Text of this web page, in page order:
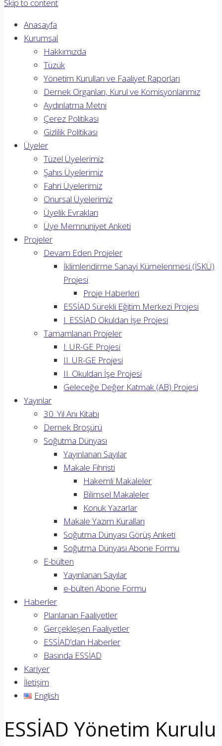
Skip to content
Anasayfa
Kurumsal
Hakkımızda
Tüzük
Yönetim Kurulları ve Faaliyet Raporları
Dernek Organları, Kurul ve Komisyonlarımız
Aydınlatma Metni
Çerez Politikası
Gizlilik Politikası
Üyeler
Tüzel Üyelerimiz
Şahıs Üyelerimiz
Fahri Üyelerimiz
Onursal Üyelerimiz
Üyelik Evrakları
Üye Memnuniyet Anketi
Projeler
Devam Eden Projeler
İklimlendirme Sanayi Kümelenmesi (İSKÜ)
Projesi
Proje Haberleri
ESSİAD Sürekli Eğitim Merkezi Projesi
I. ESSİAD Okuldan İşe Projesi
Tamamlanan Projeler
I. UR-GE Projesi
II. UR-GE Projesi
II. Okuldan İşe Projesi
Geleceğe Değer Katmak (AB) Projesi
Yayınlar
30. Yıl Anı Kitabı
Dernek Broşürü
Soğutma Dünyası
Yayınlanan Sayılar
Makale Fihristi
Hakemli Makaleler
Bilimsel Makaleler
Konuk Yazarlar
Makale Yazım Kuralları
Soğutma Dünyası Görüş Anketi
Soğutma Dünyası Abone Formu
E-bülten
Yayınlanan Sayılar
e-bülten Abone Formu
Haberler
Planlanan Faaliyetler
Gerçekleşen Faaliyetler
ESSİAD’dan Haberler
Basında ESSİAD
Kariyer
İletişim
English
ESSİAD Yönetim Kurulu